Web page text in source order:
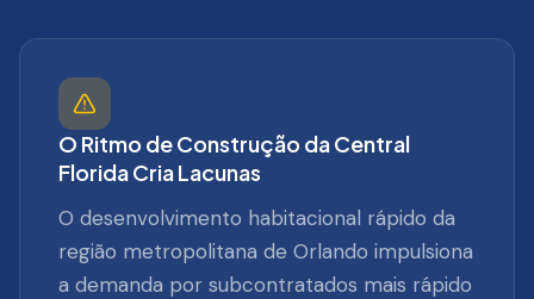
O Ritmo de Construção da Central
Florida Cria Lacunas
O desenvolvimento habitacional rápido da
região metropolitana de Orlando impulsiona
a demanda por subcontratados mais rápido